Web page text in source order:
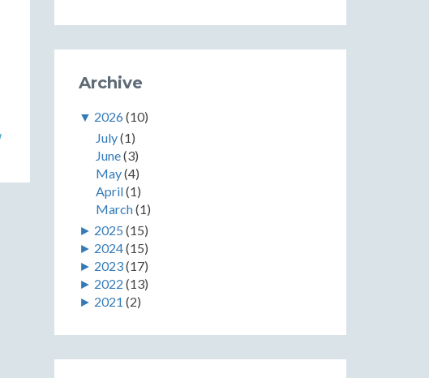
Archive
▼ 2026(10)
July(1)
June(3)
May(4)
April(1)
March(1)
► 2025 (15)
► 2024(15)
► 2023(17)
► 2022 (13)
► 2021 (2)